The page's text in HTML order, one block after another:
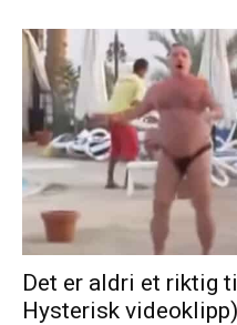
Det er aldri et riktig
Hysterisk videoklipp)